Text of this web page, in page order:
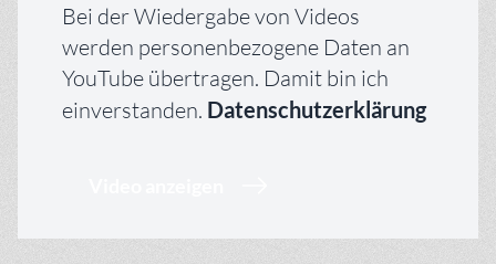
Bei der Wiedergabe von Videos
werden personenbezogene Daten an
YouTube übertragen. Damit bin ich
einverstanden. Datenschutzerklärung